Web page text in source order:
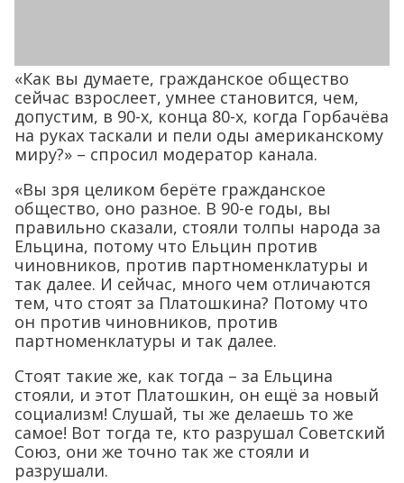
«Как вы думаете, гражданское общество
сейчас взрослеет, умнее становится, чем,
допустим, в 90-х, конца 80-х, когда Горбачёва
на руках таскали и пели оды американскому
миру?» – спросил модератор канала.
«Вы зря целиком берёте гражданское
общество, оно разное. В 90-е годы, вы
правильно сказали, стояли толпы народа за
Ельцина, потому что Ельцин против
чиновников, против партноменклатуры и
так далее. И сейчас, много чем отличаются
тем, что стоят за Платошкина? Потому что
он против чиновников, против
партноменклатуры и так далее.
Стоят такие же, как тогда – за Ельцина
стояли, и этот Платошкин, он ещё за новый
социализм! Слушай, ты же делаешь то же
самое! Вот тогда те, кто разрушал Советский
Союз, они же точно так же стояли и
разрушали.